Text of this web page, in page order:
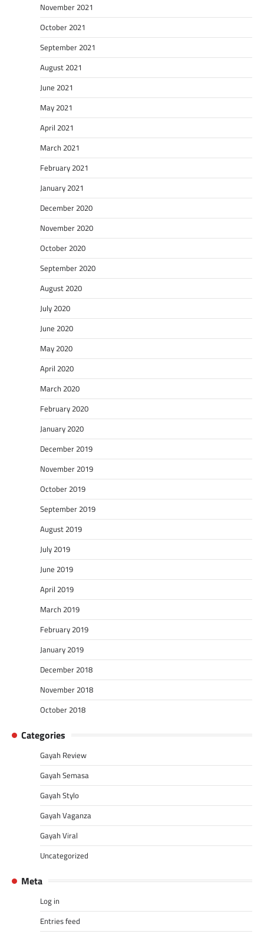
November 2021
October 2021
September 2021
August 2021
June 2021
May 2021
April 2021
March 2021
February 2021
January 2021
December 2020
November 2020
October 2020
September 2020
August 2020
July 2020
June 2020
May 2020
April 2020
March 2020
February 2020
January 2020
December 2019
November 2019
October 2019
September 2019
August 2019
July 2019
June 2019
April 2019
March 2019
February 2019
January 2019
December 2018
November 2018
October 2018
Categories
Gayah Review
Gayah Semasa
Gayah Stylo
Gayah Vaganza
Gayah Viral
Uncategorized
Meta
Log in
Entries feed